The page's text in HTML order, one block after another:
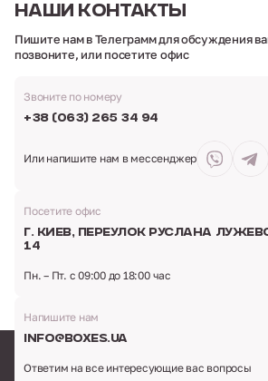
НАШИ КОНТАКТЫ
Пишите нам в Телеграмм для обсуждения
позвоните, или посетите офис
Звоните по номеру
+38 (063) 265 34 94
Или напишите нам в мессенджер
Посетите офис
г. Киев,переулок Руслана
14
Пн. – Пт. с 09:00 до 18:00 час
Напишите нам
info@boxes.ua
Ответим на все интересующие вас вопросы